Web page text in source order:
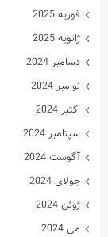
فوریه 2025
ژانویه 2025
دسامبر 2024
نوامبر 2024
اکتبر 2024
سپتامبر 2024
آگوست 2024
جولای 2024
ژوئن 2024
می 2024